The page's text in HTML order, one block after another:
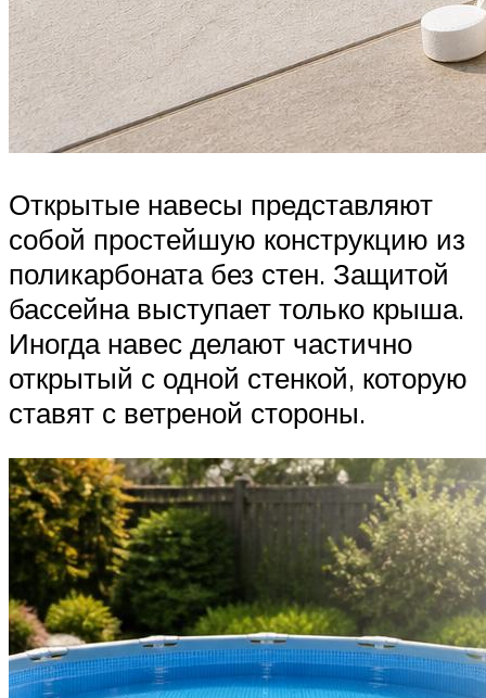
Открытые навесы представляют
собой простейшую конструкцию из
поликарбоната без стен. Защитой
бассейна выступает только крыша.
Иногда навес делают частично
открытый с одной стенкой, которую
ставят с ветреной стороны.